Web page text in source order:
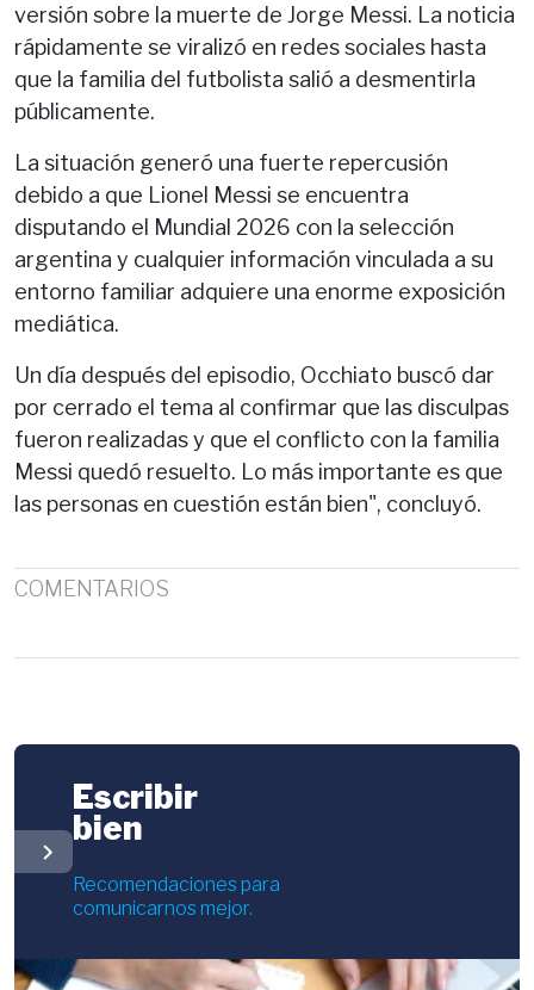
versión sobre la muerte de Jorge Messi. La noticia
rápidamente se viralizó en redes sociales hasta
que la familia del futbolista salió a desmentirla
públicamente.
La situación generó una fuerte repercusión
debido a que Lionel Messi se encuentra
disputando el Mundial 2026 con la selección
argentina y cualquier información vinculada a su
entorno familiar adquiere una enorme exposición
mediática.
Un día después del episodio, Occhiato buscó dar
por cerrado el tema al confirmar que las disculpas
fueron realizadas y que el conflicto con la familia
Messi quedó resuelto. Lo más importante es que
las personas en cuestión están bien", concluyó.
COMENTARIOS
chevron_right
Escribir
bien
Recomendaciones para
comunicarnos mejor.